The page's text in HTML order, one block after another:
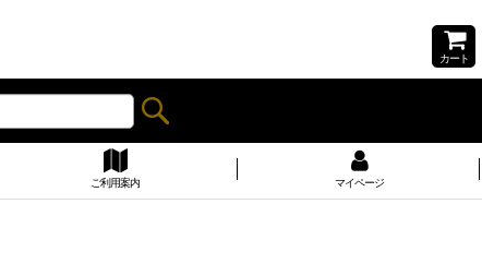
カート
ご利用案内 マイページ